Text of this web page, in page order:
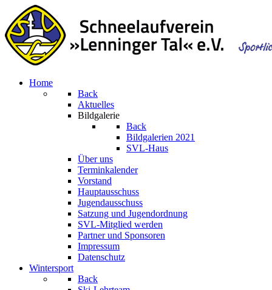
Home
Back
Aktuelles
Bildgalerie
Back
Bildgalerien 2021
SVL-Haus
Über uns
Terminkalender
Vorstand
Hauptausschuss
Jugendausschuss
Satzung und Jugendordnung
SVL-Mitglied werden
Partner und Sponsoren
Impressum
Datenschutz
Wintersport
Back